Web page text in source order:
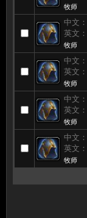
牧师
中文：
英文：
牧师
中文：
英文：
牧师
中文：
英文：
牧师
中文：
英文：
牧师